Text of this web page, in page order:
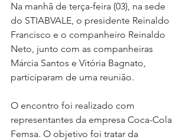
Na manhã de terça-feira (03), na sede
do STIABVALE, o presidente Reinaldo
Francisco e o companheiro Reinaldo
Neto, junto com as companheiras
Márcia Santos e Vitória Bagnato,
participaram de uma reunião.
O encontro foi realizado com
representantes da empresa Coca-Cola
Femsa. O objetivo foi tratar da